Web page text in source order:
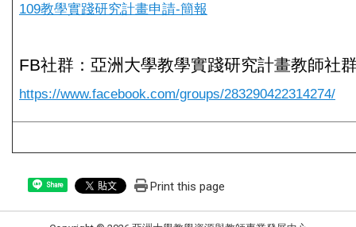
109教學實踐研究計畫申請-簡報
FB社群：亞洲大學教學實踐研究計畫教師社
https://www.facebook.com/groups/283290422314274/
Share Print this page